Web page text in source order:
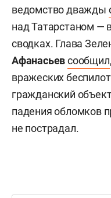
ведомство дважды
над Татарстаном —
сводках. Глава
Афанасьевсообщил
вражеских
гражданский
падения обломков
не пострадал.